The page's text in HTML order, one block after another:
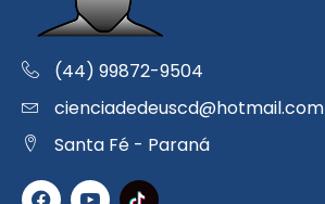
(44) 99872-9504
cienciadedeuscd@hotmail.com
Santa Fé - Paraná